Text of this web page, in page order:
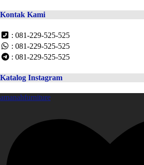
Kontak Kami
: 081-229-525-525
: 081-229-525-525
: 081-229-525-525
Katalog Instagram
amanahfurniture